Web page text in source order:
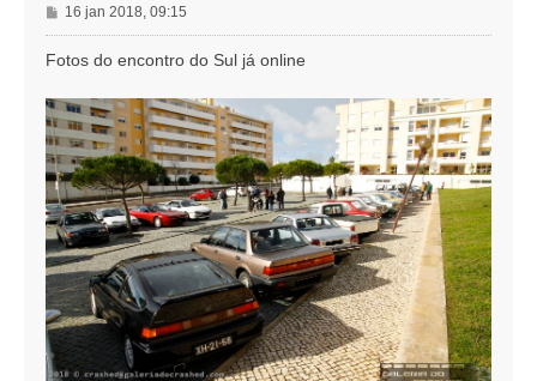
M
e
n
a
g
e
m
16 jan 2018, 09:15
Fotos do encontro do Sul já online